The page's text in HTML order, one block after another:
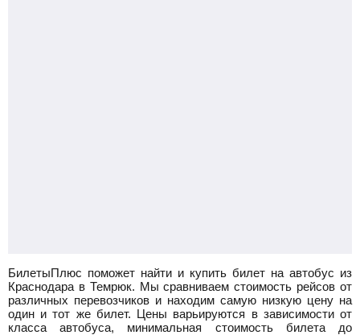
БилетыПлюс поможет найти и купить билет на автобус из
Краснодара в Темрюк. Мы сравниваем стоимость рейсов от
различных перевозчиков и находим самую низкую цену на
один и тот же билет. Цены варьируются в зависимости от
класса автобуса, минимальная стоимость билета до